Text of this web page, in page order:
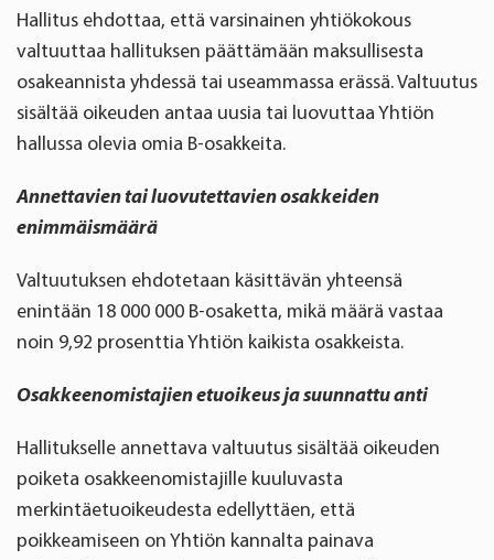
Hallitus ehdottaa, että varsinainen yhtiökokous
valtuuttaa hallituksen päättämään maksullisesta
osakeannista yhdessä tai useammassa erässä. Valtuutus
sisältää oikeuden antaa uusia tai luovuttaa Yhtiön
hallussa olevia omia B-osakkeita.
Annettavien tai luovutettavien osakkeiden
enimmäismäärä
Valtuutuksen ehdotetaan käsittävän yhteensä
enintään 18 000 000 B-osaketta, mikä määrä vastaa
noin 9,92 prosenttia Yhtiön kaikista osakkeista.
Osakkeenomistajien etuoikeus ja suunnattu anti
Hallitukselle annettava valtuutus sisältää oikeuden
poiketa osakkeenomistajille kuuluvasta
merkintäetuoikeudesta edellyttäen, että
poikkeamiseen on Yhtiön kannalta painava